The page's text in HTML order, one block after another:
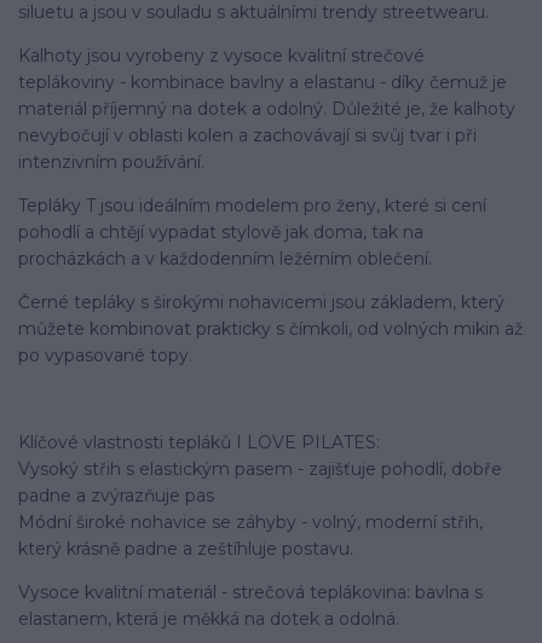
siluetu a jsou v souladu s aktuálními trendy streetwearu.
Kalhoty jsou vyrobeny z vysoce kvalitní strečové
teplákoviny - kombinace bavlny a elastanu - díky čemuž je
materiál příjemný na dotek a odolný. Důležité je, že kalhoty
nevybočují v oblasti kolen a zachovávají si svůj tvar i při
intenzivním používání.
Tepláky T jsou ideálním modelem pro ženy, které si cení
pohodlí a chtějí vypadat stylově jak doma, tak na
procházkách a v každodenním ležérním oblečení.
Černé tepláky s širokými nohavicemi jsou základem, který
můžete kombinovat prakticky s čímkoli, od volných mikin až
po vypasované topy.
Klíčové vlastnosti tepláků I LOVE PILATES:
Vysoký střih s elastickým pasem - zajišťuje pohodlí, dobře
padne a zvýrazňuje pas
Módní široké nohavice se záhyby - volný, moderní střih,
který krásně padne a zeštíhluje postavu.
Vysoce kvalitní materiál - strečová teplákovina: bavlna s
elastanem, která je měkká na dotek a odolná.